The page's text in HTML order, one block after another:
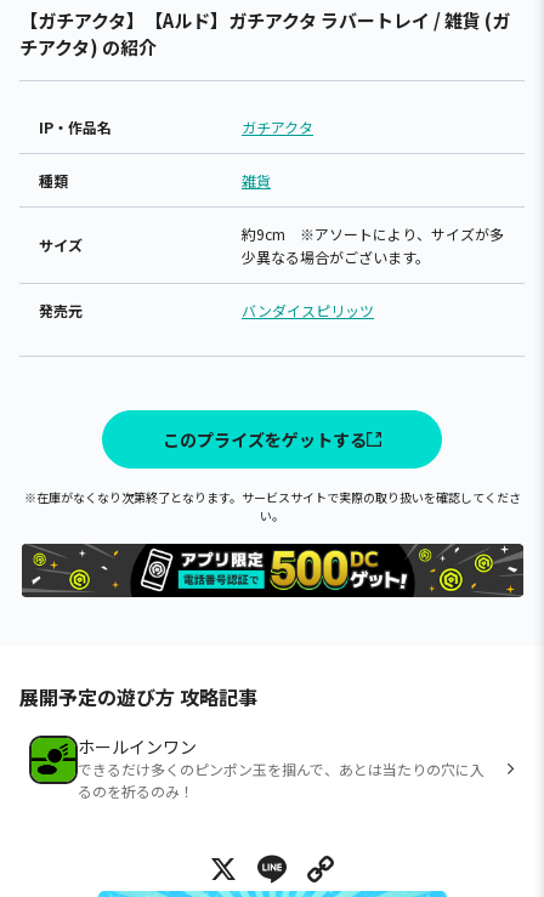
【ガチアクタ】【Aルド】ガチアクタ ラバートレイ / 雑貨 (ガ
チアクタ) の紹介
IP・作品名 ガチアクタ
種類 雑貨
サイズ
約9cm ※アソートにより、サイズが多
少異なる場合がございます。
発売元 バンダイスピリッツ
このプライズをゲットする
※在庫がなくなり次第終了となります。サービスサイトで実際の取り扱いを確認してくださ
い。
展開予定の遊び方 攻略記事
ホールインワン
できるだけ多くのピンポン玉を掴んで、あとは当たりの穴に入
るのを祈るのみ！
X Line